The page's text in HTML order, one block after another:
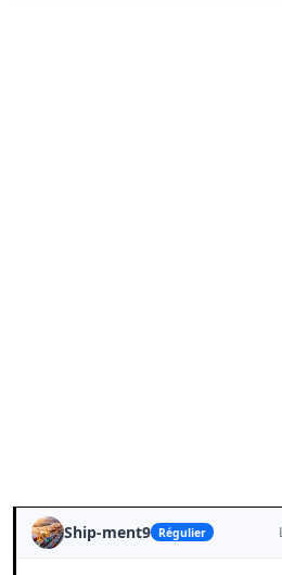
Ship-ment9 Régulier